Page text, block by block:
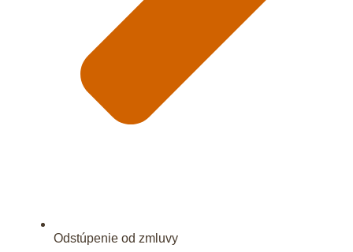
Odstúpenie od zmluvy